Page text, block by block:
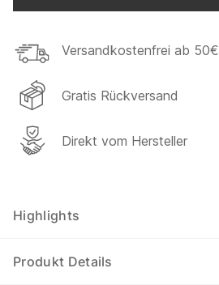
Versandkostenfrei ab 50€
Gratis Rückversand
Direkt vom Hersteller
Highlights
Produkt Details